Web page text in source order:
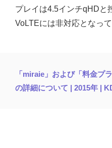
プレイは4.5インチqHDと
VoLTEには非対応となって
「miraie」および「料金プ
の詳細について | 2015年 |